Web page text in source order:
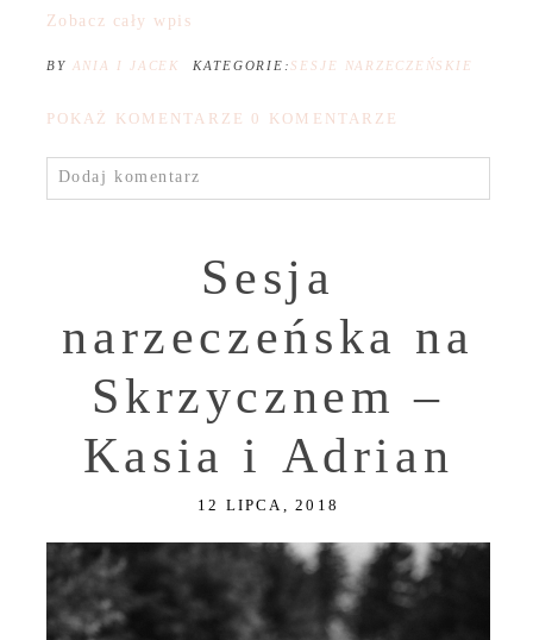
Zobacz cały wpis
BY ANIA I JACEK KATEGORIE: SESJE NARZECZEŃSKIE
POKAŻ KOMENTARZE 0 KOMENTARZE
Dodaj komentarz
Sesja
narzeczeńska na
Skrzycznem –
Kasia i Adrian
12 LIPCA, 2018